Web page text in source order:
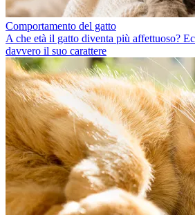
Comportamento del gatto
A che età il gatto diventa più affettuoso?
davvero il suo carattere